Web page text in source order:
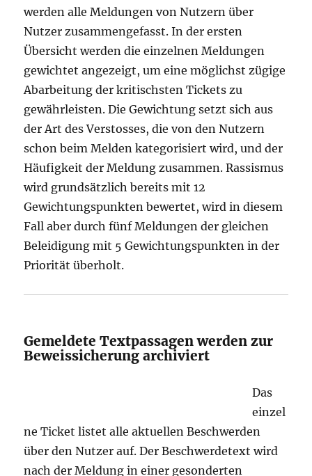
werden alle Meldungen von Nutzern über
Nutzer zusammengefasst. In der ersten
Übersicht werden die einzelnen Meldungen
gewichtet angezeigt, um eine möglichst zügige
Abarbeitung der kritischsten Tickets zu
gewährleisten. Die Gewichtung setzt sich aus
der Art des Verstosses, die von den Nutzern
schon beim Melden kategorisiert wird, und der
Häufigkeit der Meldung zusammen. Rassismus
wird grundsätzlich bereits mit 12
Gewichtungspunkten bewertet, wird in diesem
Fall aber durch fünf Meldungen der gleichen
Beleidigung mit 5 Gewichtungspunkten in der
Priorität überholt.
Gemeldete Textpassagen werden zur
Beweissicherung archiviert
Das
einzel
ne Ticket listet alle aktuellen Beschwerden
über den Nutzer auf. Der Beschwerdetext wird
nach der Meldung in einer gesonderten